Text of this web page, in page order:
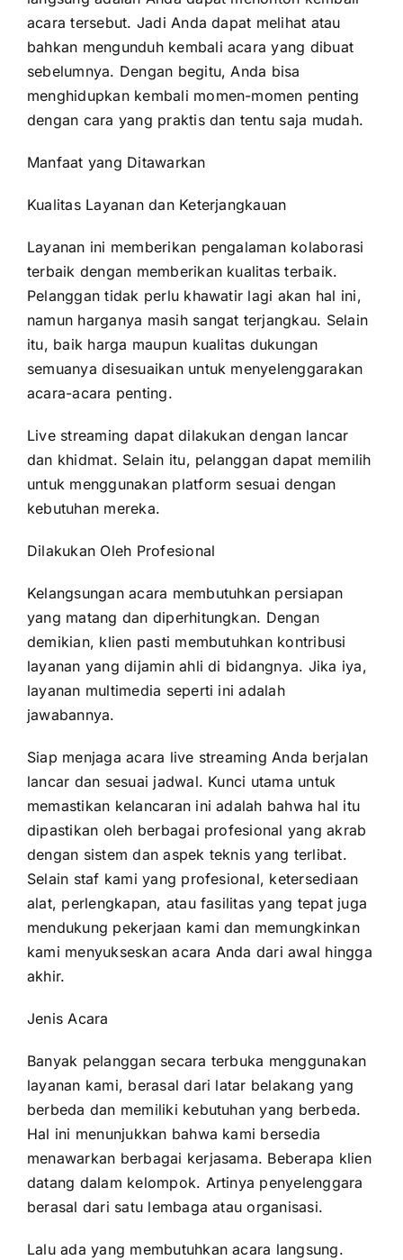
acara tersebut. Jadi Anda dapat melihat atau
bahkan mengunduh kembali acara yang dibuat
sebelumnya. Dengan begitu, Anda bisa
menghidupkan kembali momen-momen penting
dengan cara yang praktis dan tentu saja mudah.
Manfaat yang Ditawarkan
Kualitas Layanan dan Keterjangkauan
Layanan ini memberikan pengalaman kolaborasi
terbaik dengan memberikan kualitas terbaik.
Pelanggan tidak perlu khawatir lagi akan hal ini,
namun harganya masih sangat terjangkau. Selain
itu, baik harga maupun kualitas dukungan
semuanya disesuaikan untuk menyelenggarakan
acara-acara penting.
Live streaming dapat dilakukan dengan lancar
dan khidmat. Selain itu, pelanggan dapat memilih
untuk menggunakan platform sesuai dengan
kebutuhan mereka.
Dilakukan Oleh Profesional
Kelangsungan acara membutuhkan persiapan
yang matang dan diperhitungkan. Dengan
demikian, klien pasti membutuhkan kontribusi
layanan yang dijamin ahli di bidangnya. Jika iya,
layanan multimedia seperti ini adalah
jawabannya.
Siap menjaga acara live streaming Anda berjalan
lancar dan sesuai jadwal. Kunci utama untuk
memastikan kelancaran ini adalah bahwa hal itu
dipastikan oleh berbagai profesional yang akrab
dengan sistem dan aspek teknis yang terlibat.
Selain staf kami yang profesional, ketersediaan
alat, perlengkapan, atau fasilitas yang tepat juga
mendukung pekerjaan kami dan memungkinkan
kami menyukseskan acara Anda dari awal hingga
akhir.
Jenis Acara
Banyak pelanggan secara terbuka menggunakan
layanan kami, berasal dari latar belakang yang
berbeda dan memiliki kebutuhan yang berbeda.
Hal ini menunjukkan bahwa kami bersedia
menawarkan berbagai kerjasama. Beberapa klien
datang dalam kelompok. Artinya penyelenggara
berasal dari satu lembaga atau organisasi.
Lalu ada yang membutuhkan acara langsung.